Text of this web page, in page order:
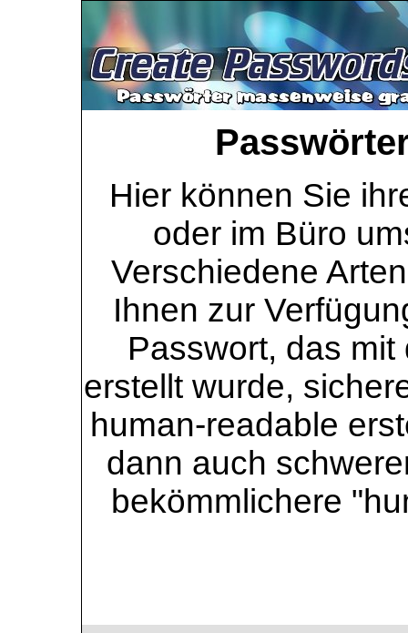
Hier können Sie
oder im Büro
Verschiedene
Ihnen zur
Passwort, das
erstellt wurde,
human-readable
dann auch
bekömmlichere